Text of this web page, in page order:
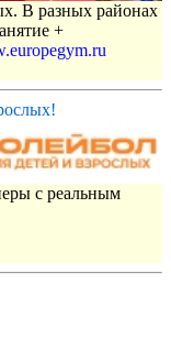
В разных районах
+
с реальным